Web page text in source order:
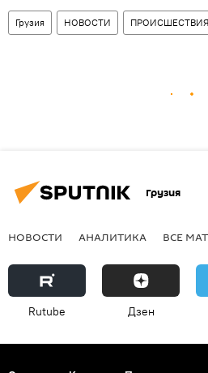
Грузия НОВОСТИ ПРОИСШЕСТВИЯ
Грузия
НОВОСТИ АНАЛИТИКА ВСЕ
Rutube Дзен